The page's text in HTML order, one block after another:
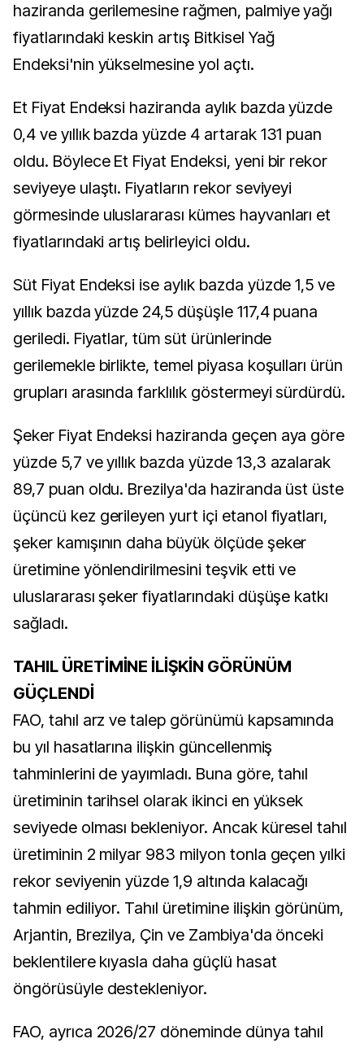
haziranda gerilemesine rağmen, palmiye yağı
fiyatlarındaki keskin artış Bitkisel Yağ
Endeksi'nin yükselmesine yol açtı.
Et Fiyat Endeksi haziranda aylık bazda yüzde
0,4 ve yıllık bazda yüzde 4 artarak 131 puan
oldu. Böylece Et Fiyat Endeksi, yeni bir rekor
seviyeye ulaştı. Fiyatların rekor seviyeyi
görmesinde uluslararası kümes hayvanları et
fiyatlarındaki artış belirleyici oldu.
Süt Fiyat Endeksi ise aylık bazda yüzde 1,5 ve
yıllık bazda yüzde 24,5 düşüşle 117,4 puana
geriledi. Fiyatlar, tüm süt ürünlerinde
gerilemekle birlikte, temel piyasa koşulları ürün
grupları arasında farklılık göstermeyi sürdürdü.
Şeker Fiyat Endeksi haziranda geçen aya göre
yüzde 5,7 ve yıllık bazda yüzde 13,3 azalarak
89,7 puan oldu. Brezilya'da haziranda üst üste
üçüncü kez gerileyen yurt içi etanol fiyatları,
şeker kamışının daha büyük ölçüde şeker
üretimine yönlendirilmesini teşvik etti ve
uluslararası şeker fiyatlarındaki düşüşe katkı
sağladı.
TAHIL ÜRETİMİNE İLİŞKİN GÖRÜNÜM
GÜÇLENDİ
FAO, tahıl arz ve talep görünümü kapsamında
bu yıl hasatlarına ilişkin güncellenmiş
tahminlerini de yayımladı. Buna göre, tahıl
üretiminin tarihsel olarak ikinci en yüksek
seviyede olması bekleniyor. Ancak küresel tahıl
üretiminin 2 milyar 983 milyon tonla geçen yılki
rekor seviyenin yüzde 1,9 altında kalacağı
tahmin ediliyor. Tahıl üretimine ilişkin görünüm,
Arjantin, Brezilya, Çin ve Zambiya'da önceki
beklentilere kıyasla daha güçlü hasat
öngörüsüyle destekleniyor.
FAO, ayrıca 2026/27 döneminde dünya tahıl